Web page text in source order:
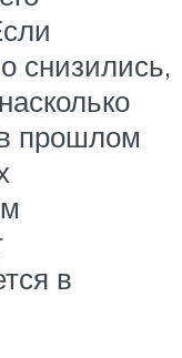
снизились,
прошлом
в